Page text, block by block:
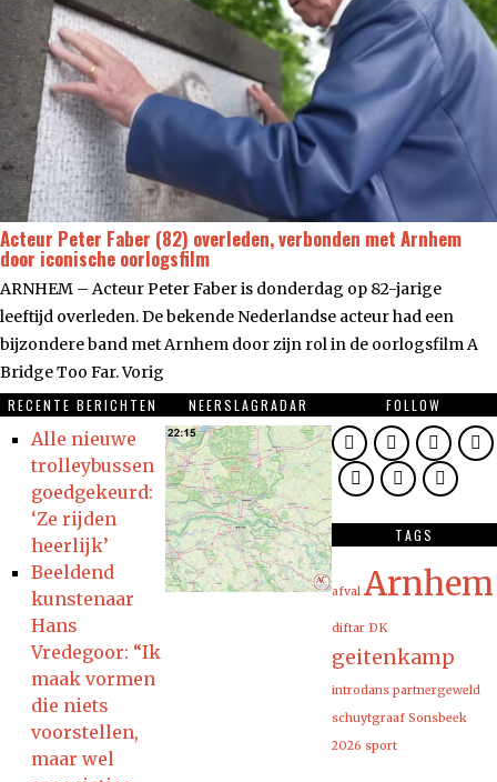
Acteur Peter Faber (82) overleden, verbonden met Arnhem
door iconische oorlogsfilm
ARNHEM – Acteur Peter Faber is donderdag op 82-jarige
leeftijd overleden. De bekende Nederlandse acteur had een
bijzondere band met Arnhem door zijn rol in de oorlogsfilm A
Bridge Too Far. Vorig
RECENTE BERICHTEN
Alle nieuwe
trolleybussen
goedgekeurd:
‘Ze rijden
heerlijk’
Beeldend
kunstenaar
Hans
Vredegoor: “Ik
maak vormen
die niets
voorstellen,
maar wel
NEERSLAGRADAR FOLLOW
TAGS
afval Arnhem
diftar DK
geitenkamp
introdans partnergeweld
schuytgraaf Sonsbeek
2026 sport